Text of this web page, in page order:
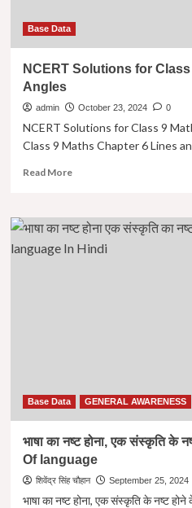
Base Data
NCERT Solutions for
Angles
admin October 23, 2024 0
NCERT Solutions for Class 9
Class 9 Maths Chapter 6 Lines
Read MoreRead
NCERT
Solutions
for
Base Data GENERAL AWARENESS
भाषा का नष्ट होना, एक संस्कृति के
Of language
शिवेंद्र सिंह चौहान September 25, 2024
भाषा का नष्ट होना, एक संस्कृति के नष्ट